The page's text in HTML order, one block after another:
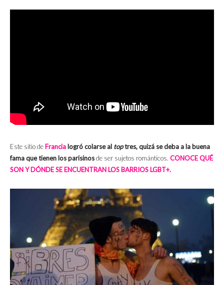
Este sitio de Francia logró colarse al toptres, quizá se deba a la buena
fama que tienen los parisinosde ser sujetos románticos. CONOCE QUÉ
SON Y DÓNDE SE ENCUENTRAN LOS BARRIOS LGBT+.